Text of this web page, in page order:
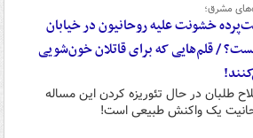
مشرق؛
خشونت علیه روحانیون در خیابان
/ قلم‌هایی که برای قاتلان خون‌شویی
طلبان در حال تئوریزه کردن این مساله
یک واکنش طبیعی است!